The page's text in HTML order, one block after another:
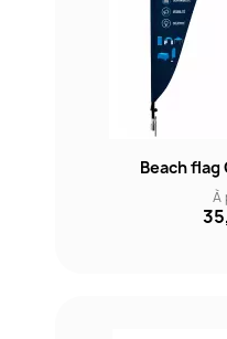
Beach flag
À